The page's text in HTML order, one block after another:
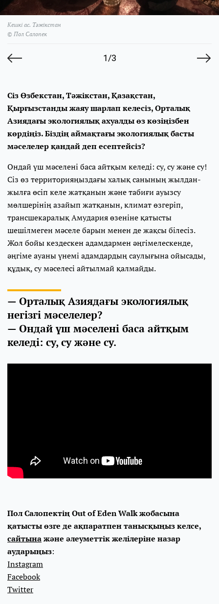
1/3
Кешкі ас. Тәжікстан
© Пол Салопек
Сіз Өзбекстан, Тәжікстан, Қазақстан,
Қырғызстанды жаяу шарлап келесіз, Орталық
Азиядағы экологиялық ахуалды өз көзіңізбен
көрдіңіз. Біздің аймақтағы экологиялық басты
мәселелер қандай деп есептейсіз?
Ондай үш мәселені баса айтқым келеді: су, су және су!
Сіз өз территорияңыздағы халық санының жылдан-
жылға өсіп келе жатқанын және табиғи ауызсу
мөлшерінің азайып жатқанын, климат өзгеріп,
трансшекаралық Амудария өзеніне қатысты
шешілмеген мәселе барын менен де жақсы білесіз.
Жол бойы кездескен адамдармен әңгімелескенде,
әңгіме ауаны үнемі адамдардың саулығына ойысады,
құдық, су мәселесі айтылмай қалмайды.
— Орталық Азиядағы экологиялық
негізгі мәселелер?
— Ондай үш мәселені баса айтқым
келеді: су, су және су.
Пол Салопектің Out of Eden Walk жобасына
қатысты өзге де ақпаратпен танысқыңыз келсе,
сайтынажәне әлеуметтік желілеріне назар
аударыңыз:
Instagram
Facebook
Twitter